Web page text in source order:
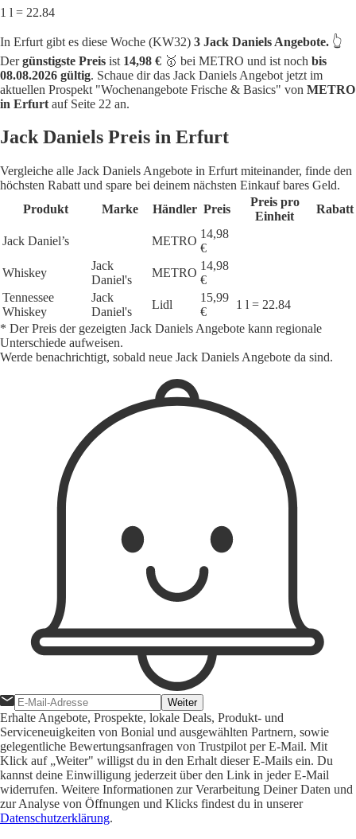
1 l = 22.84
In Erfurt gibt es diese Woche (KW32) 3 Jack Daniels Angebote. 👆
Dergünstigste Preis ist 14,98 € 🥇 bei METRO und ist noch bis
08.08.2026 gültig. Schaue dir das Jack Daniels Angebot jetzt im
aktuellen Prospekt "Wochenangebote Frische & Basics" von METRO
in Erfurt auf Seite 22 an.
Jack Daniels Preis in Erfurt
Vergleiche alle Jack Daniels Angebote in Erfurt miteinander, finde den
höchsten Rabatt und spare bei deinem nächsten Einkauf bares Geld.
Produkt
Marke Händler Preis
Preis pro
Einheit
Rabatt
Jack Daniel’s METRO
14,98
€
Whiskey
Jack
Daniel's
METRO
14,98
€
Tennessee
Whiskey
Jack
Daniel's
Lidl
15,99
€
1 l = 22.84
* Der Preis der gezeigten Jack Daniels Angebote kann regionale
Unterschiede aufweisen.
Werde benachrichtigt, sobald neue Jack Daniels Angebote da sind.
Weiter
Erhalte Angebote, Prospekte, lokale Deals, Produkt- und
Serviceneuigkeiten von Bonial und ausgewählten Partnern, sowie
gelegentliche Bewertungsanfragen von Trustpilot per E-Mail. Mit
Klick auf „Weiter" willigst du in den Erhalt dieser E-Mails ein. Du
kannst deine Einwilligung jederzeit über den Link in jeder E-Mail
widerrufen. Weitere Informationen zur Verarbeitung Deiner Daten und
zur Analyse von Öffnungen und Klicks findest du in unserer
Datenschutzerklärung.